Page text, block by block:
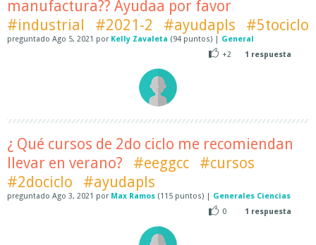
manufactura?? Ayudaa por favor
#industrial
#2021-2 #ayudapls #5tociclo
preguntado Ago 5, 2021 por Kelly Zavaleta (94 puntos) | General
+2
1 respuesta
¿ Qué cursos de 2do ciclo me recomiendan
llevar en verano?
#eeggcc
#cursos
#2dociclo
#ayudapls
preguntado Ago 3, 2021 por Max Ramos (115 puntos) | Generales Ciencias
0
1 respuesta